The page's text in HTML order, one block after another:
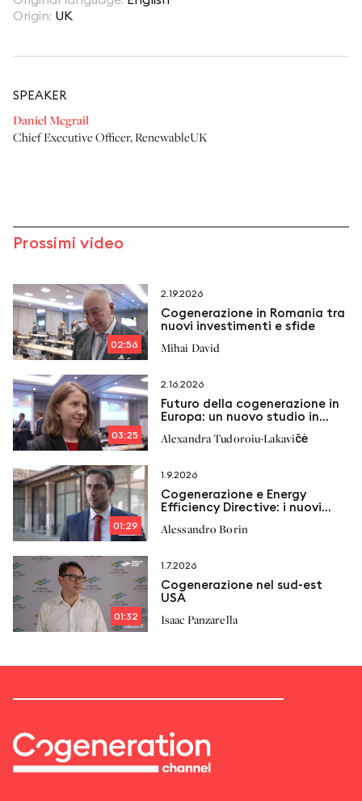
Origin: UK
SPEAKER
Daniel Mcgrail
Chief Executive Officer,RenewableUK
Prossimi video
02:56
2.19.2026
Cogenerazione in Romania tra
nuovi investimenti e sfide
Mihai David
03:25
2.16.2026
Futuro della cogenerazione in
Europa: un nuovo studio in
Alexandra Tudoroiu-Lakavičė
01:29
1.9.2026
Cogenerazione e Energy
Efficiency Directive: i nuovi
Italcogen
Alessandro Borin
01:32
1.7.2026
Cogenerazione nel sud-est
USA
Isaac Panzarella